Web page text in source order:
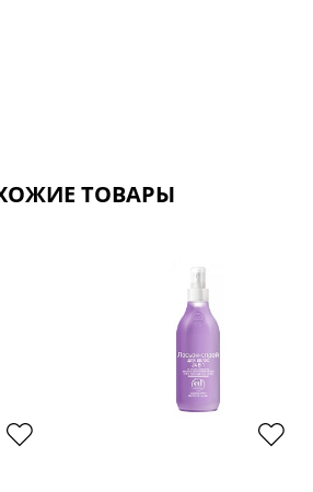
ТОВАРЫ